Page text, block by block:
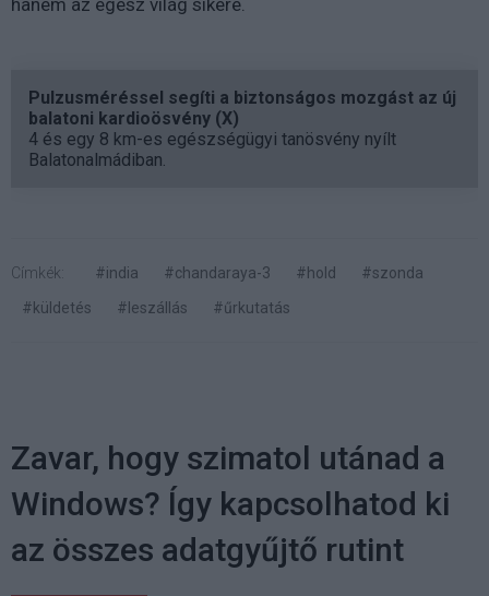
hanem az egész világ sikere.
Pulzusméréssel segíti a biztonságos mozgást az új
balatoni kardioösvény (X)
4 és egy 8 km-es egészségügyi tanösvény nyílt
Balatonalmádiban.
Címkék: #india #chandaraya-3 #hold
#szonda
#küldetés
#leszállás #űrkutatás
Zavar, hogy szimatol utánad a
Windows? Így kapcsolhatod ki
az összes adatgyűjtő rutint